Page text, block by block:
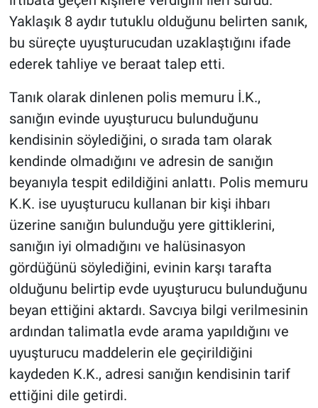
Yaklaşık 8 aydır tutuklu olduğunu belirten sanık,
bu süreçte uyuşturucudan uzaklaştığını ifade
ederek tahliye ve beraat talep etti.
Tanık olarak dinlenen polis memuru İ.K.,
sanığın evinde uyuşturucu bulunduğunu
kendisinin söylediğini, o sırada tam olarak
kendinde olmadığını ve adresin de sanığın
beyanıyla tespit edildiğini anlattı. Polis memuru
K.K. ise uyuşturucu kullanan bir kişi ihbarı
üzerine sanığın bulunduğu yere gittiklerini,
sanığın iyi olmadığını ve halüsinasyon
gördüğünü söylediğini, evinin karşı tarafta
olduğunu belirtip evde uyuşturucu bulunduğunu
beyan ettiğini aktardı. Savcıya bilgi verilmesinin
ardından talimatla evde arama yapıldığını ve
uyuşturucu maddelerin ele geçirildiğini
kaydeden K.K., adresi sanığın kendisinin tarif
ettiğini dile getirdi.